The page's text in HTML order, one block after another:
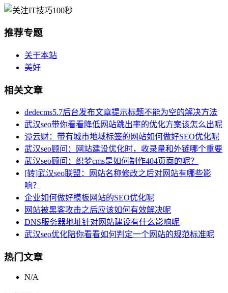
推荐专题
关于本站
美好
相关文章
dedecms5.7后台发布文章提示标题不能为空的解决方法
武汉seo带你看看降低网站跳出率的优化方案该怎么出呢
谭云财：带有城市地域标签的网站如何做好SEO优化呢
武汉seo顾问：网站建设优化时，收录量和外链哪个重要
武汉seo顾问：织梦cms是如何制作404页面的呢？
[转]武汉seo联盟：网站名称修改之后对网站有哪些影
响？
企业如何做好模板网站的SEO优化呢
网站被黑客攻击之后应该如何有效解决呢
DNS服务器地址针对网站建设有什么影响呢
武汉seo优化陪你看看如何判定一个网站的规范标准呢
热门文章
N/A